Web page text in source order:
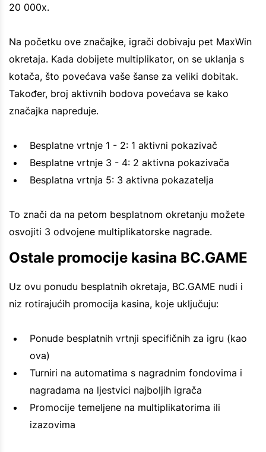
20 000x.
Na početku ove značajke, igrači dobivaju pet MaxWin
okretaja. Kada dobijete multiplikator, on se uklanja s
kotača, što povećava vaše šanse za veliki dobitak.
Također, broj aktivnih bodova povećava se kako
značajka napreduje.
Besplatne vrtnje 1 - 2: 1 aktivni pokazivač
Besplatne vrtnje 3 - 4: 2 aktivna pokazivača
Besplatna vrtnja 5: 3 aktivna pokazatelja
To znači da na petom besplatnom okretanju možete
osvojiti 3 odvojene multiplikatorske nagrade.
Ostale promocije kasina BC.GAME
Uz ovu ponudu besplatnih okretaja, BC.GAME nudi i
niz rotirajućih promocija kasina, koje uključuju:
Ponude besplatnih vrtnji specifičnih za igru (kao
ova)
Turniri na automatima s nagradnim fondovima i
nagradama na ljestvici najboljih igrača
Promocije temeljene na multiplikatorima ili
izazovima